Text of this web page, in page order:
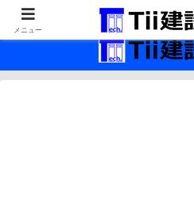
最新の建設技術の
メニュー